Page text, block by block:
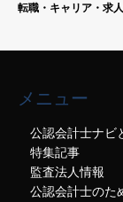
転職・キャリア・求
メニュー
公認会計士ナビ
特集記事
監査法人情報
公認会計士のた